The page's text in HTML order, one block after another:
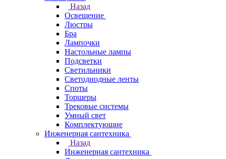
Назад
Освещение
Люстры
Бра
Лампочки
Настольные лампы
Подсветки
Светильники
Светодиодные ленты
Споты
Торшеры
Трековые системы
Умный свет
Комплектующие
Инженерная сантехника
Назад
Инженерная сантехника